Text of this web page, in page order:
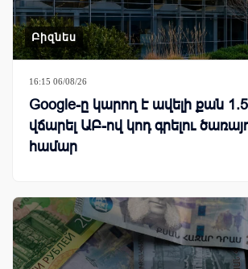
Բիզնես
16:15 06/08/26
Google-ը կարող է ավելի քան 1.5
վճարել ԱԲ-ով կոդ գրելու
համար